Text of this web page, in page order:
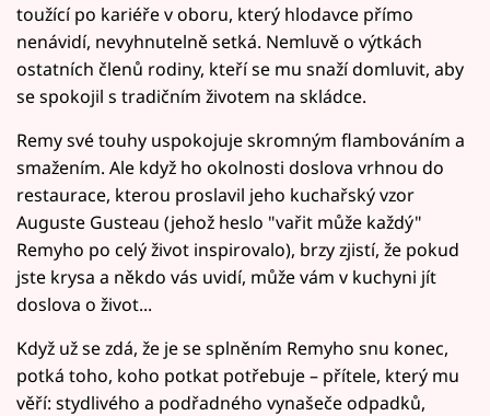
toužící po kariéře v oboru, který hlodavce přímo
nenávidí, nevyhnutelně setká. Nemluvě o výtkách
ostatních členů rodiny, kteří se mu snaží domluvit, aby
se spokojil s tradičním životem na skládce.
Remy své touhy uspokojuje skromným flambováním a
smažením. Ale když ho okolnosti doslova vrhnou do
restaurace, kterou proslavil jeho kuchařský vzor
Auguste Gusteau (jehož heslo "vařit může každý"
Remyho po celý život inspirovalo), brzy zjistí, že pokud
jste krysa a někdo vás uvidí, může vám v kuchyni jít
doslova o život...
Když už se zdá, že je se splněním Remyho snu konec,
potká toho, koho potkat potřebuje – přítele, který mu
věří: stydlivého a podřadného vynašeče odpadků,